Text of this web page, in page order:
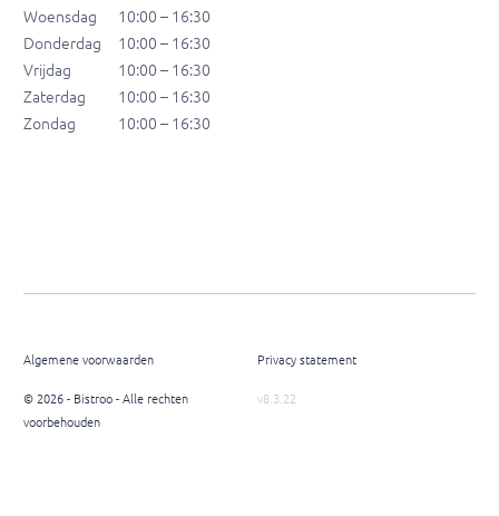
Woensdag
10:00 – 16:30
Donderdag
10:00 – 16:30
Vrijdag
10:00 – 16:30
Zaterdag
10:00 – 16:30
Zondag
10:00 – 16:30
Algemene voorwaarden Privacy statement
© 2026 - Bistroo - Alle rechten
voorbehouden
v8.3.22